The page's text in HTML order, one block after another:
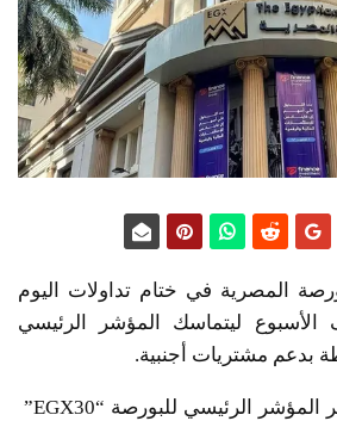
المصرية في ختام تداولات اليوم
الأسبوع ليتماسك المؤشر الرئيسي
وفي ختام اليوم، استقر المؤشر الرئيسي للبورصة “EGX30”